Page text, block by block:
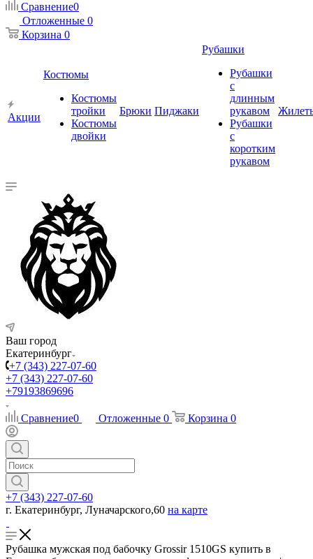
Сравнение0
Отложенные 0
Корзина 0
Акции
Костюмы
Костюмы
тройки
Костюмы
двойки
Брюки Пиджаки
Рубашки
Рубашки
с
длинным
рукавом
Рубашки
с
коротким
рукавом
Ваш город
Екатеринбург
+7 (343) 227-07-60
+7 (343) 227-07-60
+79193869696
Сравнение0 Отложенные 0 Корзина 0
+7 (343) 227-07-60
г. Екатеринбург, Луначарского,60 на карте
Рубашка мужская под бабочку Grossir 1510GS купить в